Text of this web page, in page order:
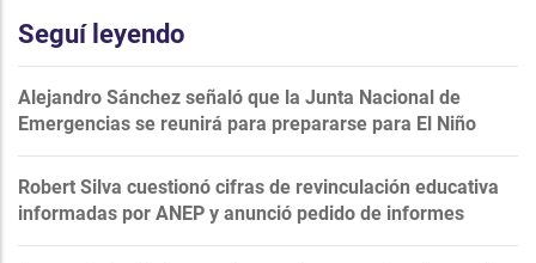
Seguí leyendo
Alejandro Sánchez señaló que la Junta Nacional de
Emergencias se reunirá para prepararse para El Niño
Robert Silva cuestionó cifras de revinculación educativa
informadas por ANEP y anunció pedido de informes